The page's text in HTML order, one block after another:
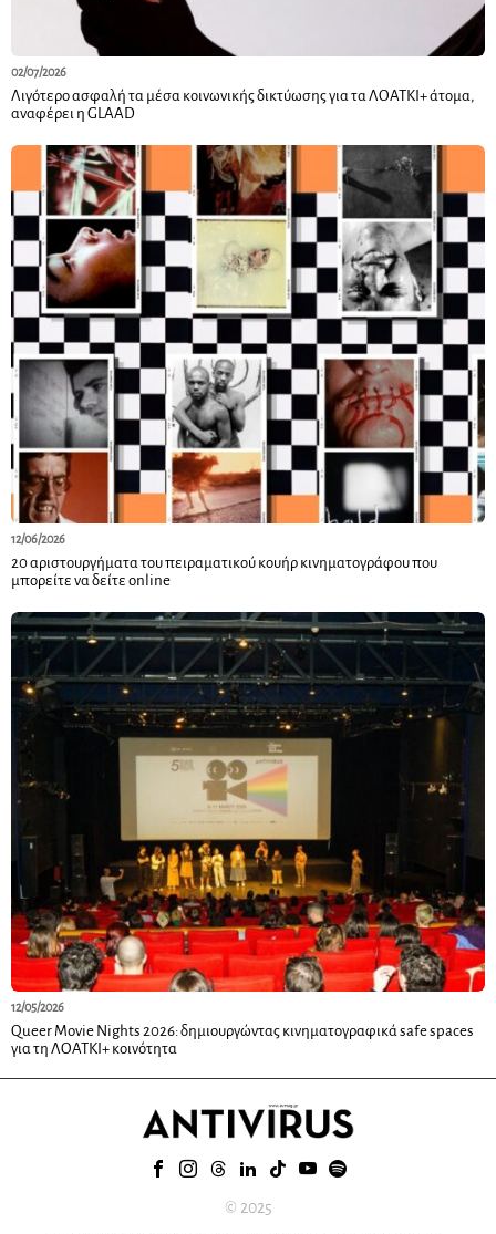
02/07/2026
Λιγότερο ασφαλή τα μέσα κοινωνικής δικτύωσης για τα ΛΟΑΤΚΙ+ άτομα,
αναφέρει η GLAAD
12/06/2026
20 αριστουργήματα του πειραματικού κουήρ κινηματογράφου που
μπορείτε να δείτε online
12/05/2026
Queer Movie Nights 2026: δημιουργώντας κινηματογραφικά safe spaces
για τη ΛΟΑΤΚΙ+ κοινότητα
© 2025